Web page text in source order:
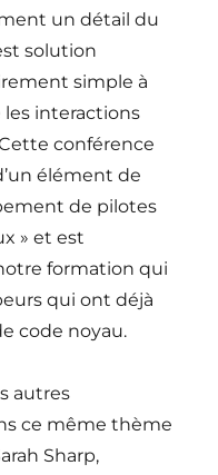
un détail du
solution
simple à
interactions
conférence
élément de
de pilotes
» et est
formation qui
qui ont déjà
code noyau.
autres
ce même thème
Sharp,